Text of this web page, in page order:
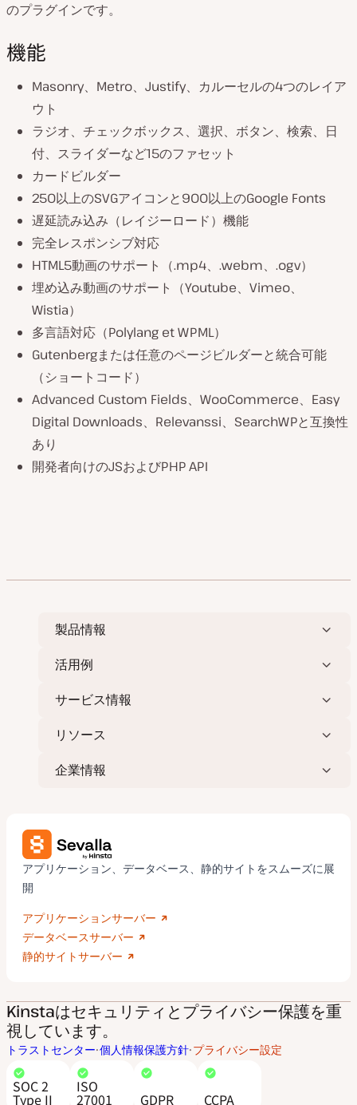
のプラグインです。
機能
Masonry、Metro、Justify、カルーセルの4つのレイア
ウト
ラジオ、チェックボックス、選択、ボタン、検索、日
付、スライダーなど15のファセット
カードビルダー
250以上のSVGアイコンと900以上のGoogle Fonts
遅延読み込み（レイジーロード）機能
完全レスポンシブ対応
HTML5動画のサポート（.mp4、.webm、.ogv）
埋め込み動画のサポート（Youtube、Vimeo、
Wistia）
多言語対応（Polylang et WPML）
Gutenbergまたは任意のページビルダーと統合可能
（ショートコード）
Advanced Custom Fields、WooCommerce、Easy
Digital Downloads、Relevanssi、SearchWPと互換性
あり
開発者向けのJSおよびPHP API
製品情報
活用例
サービス情報
リソース
企業情報
アプリケーション、データベース、静的サイトをスムーズに展
開
アプリケーションサーバー
データベースサーバー
静的サイトサーバー
Kinstaはセキュリティとプライバシー保護を重
視しています。
トラストセンター 個人情報保護方針 プライバシー設定
SOC 2
Type II
ISO
27001 GDPR CCPA